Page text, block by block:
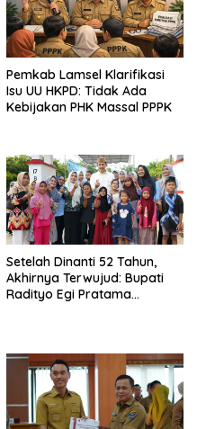
Pemkab Lamsel Klarifikasi
Isu UU HKPD: Tidak Ada
Kebijakan PHK Massal PPPK
Setelah Dinanti 52 Tahun,
Akhirnya Terwujud: Bupati
Radityo Egi Pratama